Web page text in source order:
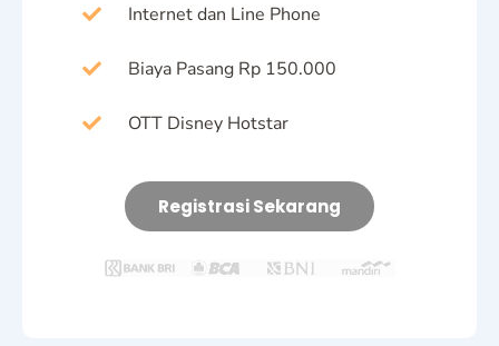
Internet dan Line Phone
Biaya Pasang Rp 150.000
OTT Disney Hotstar
Registrasi Sekarang